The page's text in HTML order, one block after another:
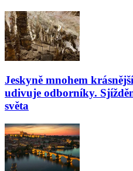
Jeskyně mnohem
udivuje odborníky.
světa